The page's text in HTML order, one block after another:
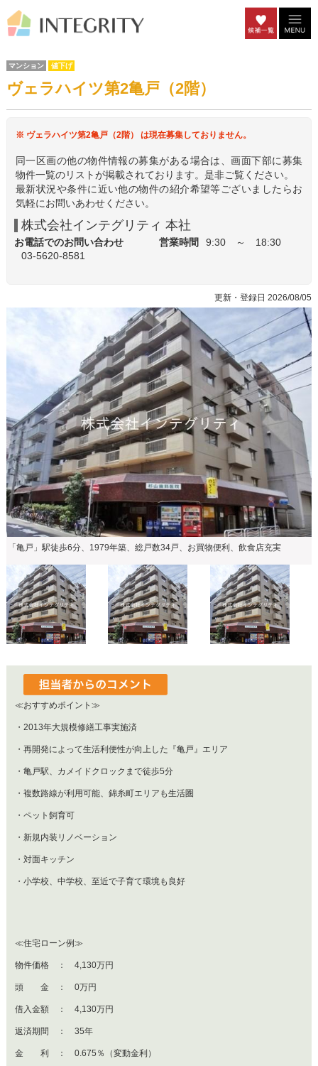
マンション 値下げ
ヴェラハイツ第2亀戸（2階）
※ ヴェラハイツ第2亀戸（2階） は現在募集しておりません。
同一区画の他の物件情報の募集がある場合は、画面下部に募集
物件一覧のリストが掲載されております。是非ご覧ください。
最新状況や条件に近い他の物件の紹介希望等ございましたらお
気軽にお問いあわせください。
株式会社インテグリティ 本社
お電話でのお問い合わせ
03-5620-8581
営業時間 9:30 ～ 18:30
更新・登録日 2026/08/05
「亀戸」駅徒歩6分、1979年築、総戸数34戸、お買物便利、飲食店充実
≪おすすめポイント≫
・2013年大規模修繕工事実施済
・再開発によって生活利便性が向上した『亀戸』エリア
・亀戸駅、カメイドクロックまで徒歩5分
・複数路線が利用可能、錦糸町エリアも生活圏
・ペット飼育可
・新規内装リノベーション
・対面キッチン
・小学校、中学校、至近で子育て環境も良好
≪住宅ローン例≫
物件価格 ： 4,130万円
頭 金 ： 0万円
借入金額 ： 4,130万円
返済期間 ： 35年
金 利 ： 0.675％（変動金利）